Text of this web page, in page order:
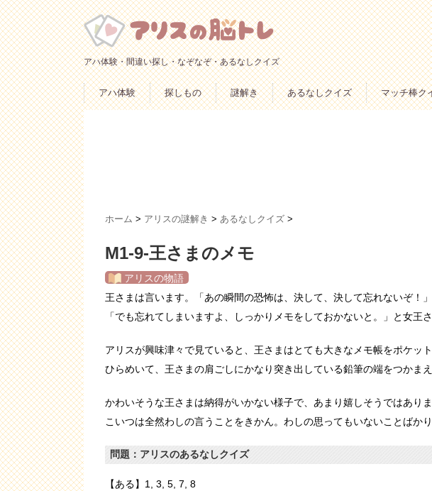
アハ体験・間違い探し・なぞなぞ・あるなしクイズ
アハ体験 探しもの 謎解き あるなしクイズ マッチ棒ク
ホーム > アリスの謎解き > あるなしクイズ >
M1-9-王さまのメモ
アリスの物語
王さまは言います。「あの瞬間の恐怖は、決して、決して忘れないぞ！」
「でも忘れてしまいますよ、しっかりメモをしておかないと。」と女王
アリスが興味津々で見ていると、王さまはとても大きなメモ帳をポケッ
ひらめいて、王さまの肩ごしにかなり突き出している鉛筆の端をつかま
かわいそうな王さまは納得がいかない様子で、あまり嬉しそうではあり
こいつは全然わしの言うことをきかん。わしの思ってもいないことばかり
問題：アリスのあるなしクイズ
【ある】1, 3, 5, 7, 8